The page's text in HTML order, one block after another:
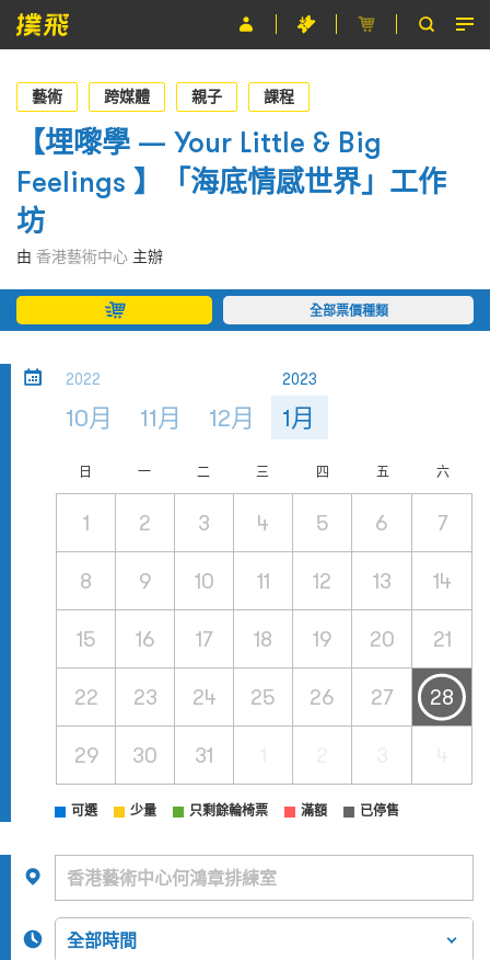
節目
主辦單位
關於撲飛
條款及細則
藝術 跨媒體 親子 課程
【埋嚟學 — Your Little & Big
Feelings 】「海底情感世界」工作
坊
由 香港藝術中心 主辦
全部票價種類
2022
10月 11月 12月
2023
1月
日 一 二 三 四 五 六
1 2 3 4 5 6 7
8 9 10 11 12 13 14
15 16 17 18 19 20 21
22 23 24 25 26 27 28
29 30 31
可選 少量 只剩餘輪椅票 滿額 已停售